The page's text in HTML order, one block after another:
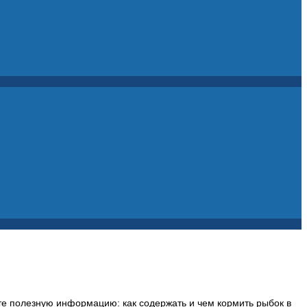
полезную информацию: как содержать и чем кормить рыбок в